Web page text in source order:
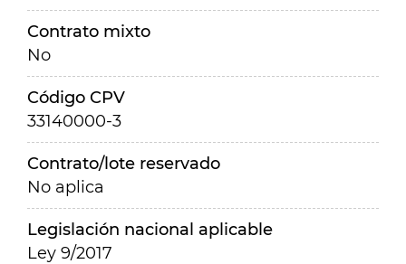
Contrato mixto
No
Código CPV
33140000-3
Contrato/lote reservado
No aplica
Legislación nacional aplicable
Ley 9/2017